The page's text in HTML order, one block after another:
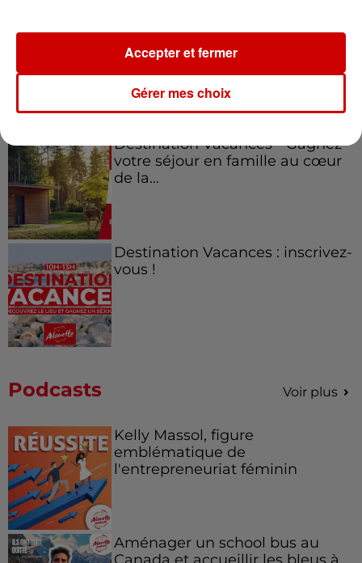
Le Duel - Gagnez vos entrées
pour l'un des zoos de nos
Destination Vacances - Gagnez
votre séjour en famille au cœur
de la...
Destination Vacances : inscrivez-
vous !
Podcasts Voir plus
Kelly Massol, figure
emblématique de
l'entrepreneuriat féminin
Aménager un school bus au
Gérer mes choix
Accepter et fermer